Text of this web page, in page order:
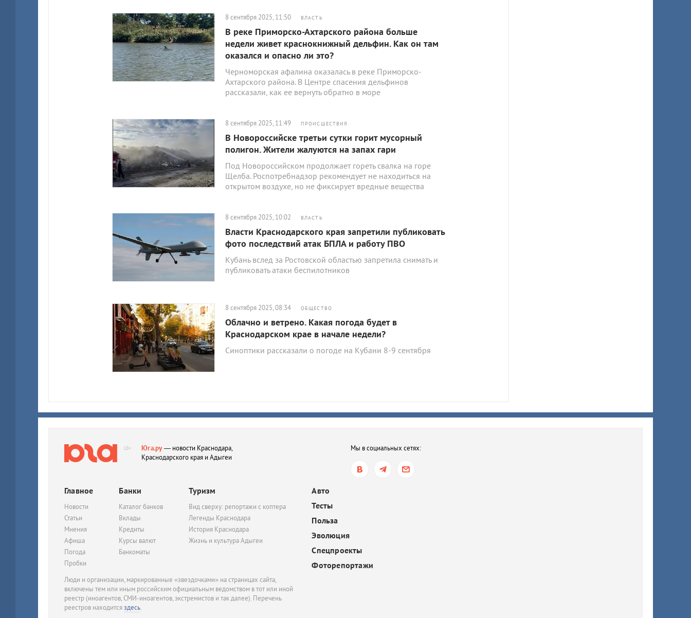
8 сентября 2025, 11:50 ВЛАСТЬ
В реке Приморско-Ахтарского района больше
недели живет краснокнижный дельфин. Как он там
оказался и опасно ли это?
Черноморская афалина оказалась в реке Приморско-
Ахтарского района. В Центре спасения дельфинов
рассказали, как ее вернуть обратно в море
8 сентября 2025, 11:49 ПРОИСШЕСТВИЯ
В Новороссийске третьи сутки горит мусорный
полигон. Жители жалуются на запах гари
Под Новороссийском продолжает гореть свалка на горе
Щелба. Роспотребнадзор рекомендует не находиться на
открытом воздухе, но не фиксирует вредные вещества
8 сентября 2025, 10:02 ВЛАСТЬ
Власти Краснодарского края запретили публиковать
фото последствий атак БПЛА и работу ПВО
Кубань вслед за Ростовской областью запретила снимать и
публиковать атаки беспилотников
8 сентября 2025, 08:34 ОБЩЕСТВО
Облачно и ветрено. Какая погода будет в
Краснодарском крае в начале недели?
Синоптики рассказали о погоде на Кубани 8-9 сентября
18+ Юга.ру— новости Краснодара,
Краснодарского края и Адыгеи
Мы в социальных сетях:
Главное
Новости
Статьи
Мнения
Афиша
Погода
Пробки
Банки
Каталог банков
Вклады
Кредиты
Курсы валют
Банкоматы
Туризм
Вид сверху: репортажи с коптера
Легенды Краснодара
История Краснодара
Жизнь и культура Адыгеи
Авто
Тесты
Польза
Эволюция
Спецпроекты
Фоторепортажи
Люди и организации, маркированные «звездочками» на страницах сайта,
включены тем или иным российским официальным ведомством в тот или иной
реестр (иноагентов, СМИ-иноагентов, экстремистов и так далее). Перечень
реестров находитсяздесь.